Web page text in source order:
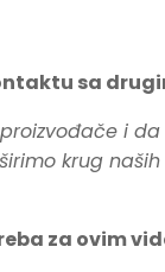
sa
i
krug
za ovim